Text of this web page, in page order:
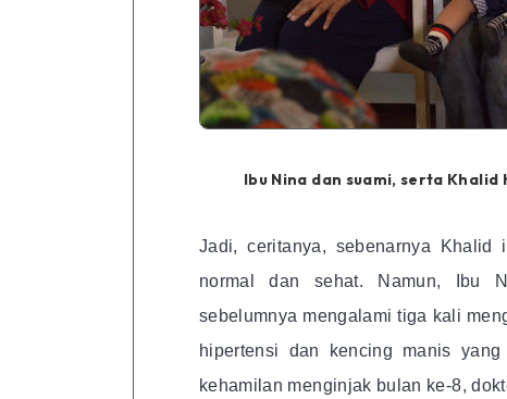
Ibu Nina dan suami, serta Khalid
Jadi, ceritanya, sebenarnya
normal dan sehat. Namun, Ibu
sebelumnya mengalami tiga kali
hipertensi dan kencing manis
kehamilan menginjak bulan ke-8,